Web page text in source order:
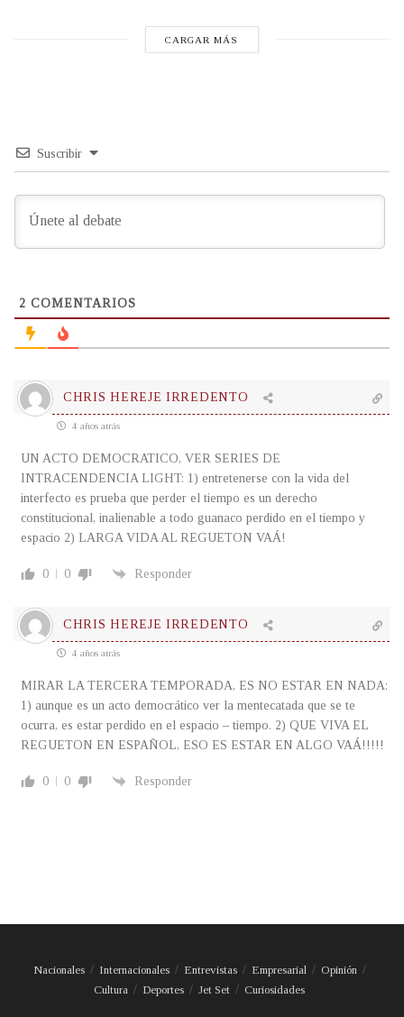
CARGAR MÁS
Suscribir
2 COMENTARIOS
CHRIS HEREJE IRREDENTO
4 años atrás
UN ACTO DEMOCRATICO, VER SERIES DE
INTRACENDENCIA LIGHT: 1) entretenerse con la vida del
interfecto es prueba que perder el tiempo es un derecho
constitucional, inalienable a todo guanaco perdido en el tiempo y
espacio 2) LARGA VIDA AL REGUETON VAÁ!
0 0 Responder
CHRIS HEREJE IRREDENTO
4 años atrás
MIRAR LA TERCERA TEMPORADA, ES NO ESTAR EN NADA:
1) aunque es un acto democrático ver la mentecatada que se te
ocurra, es estar perdido en el espacio – tiempo. 2) QUE VIVA EL
REGUETON EN ESPAÑOL, ESO ES ESTAR EN ALGO VAÁ!!!!!
0 0 Responder
Nacionales Internacionales Entrevistas Empresarial
Opinión
Cultura
Deportes Jet Set Curiosidades